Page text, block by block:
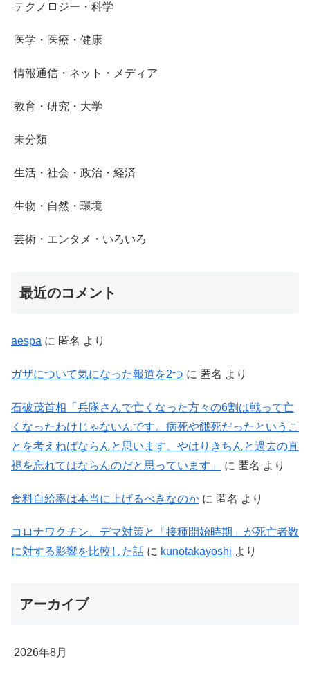
テクノロジー・科学
医学・医療・健康
情報通信・ネット・メディア
教育・研究・大学
未分類
生活・社会・政治・経済
生物・自然・環境
芸術・エンタメ・いろいろ
最近のコメント
aespa に 匿名 より
ガザについて気になった報道を2つ に 匿名 より
石破茂首相「兵隊さんで亡くなった方々の6割は戦って亡
くなったわけじゃないんです。病死や餓死だったというこ
とを考えねばならんと思います。やはりきちんと過去の直
視を忘れてはならんのだと思っています」
に 匿名 より
食料自給率は本当に上げるべきなのか に 匿名 より
コロナワクチン、デマ対策と「接種開始時期」が死亡者数
に対する影響を比較した話 に kunotakayoshi より
アーカイブ
2026年8月